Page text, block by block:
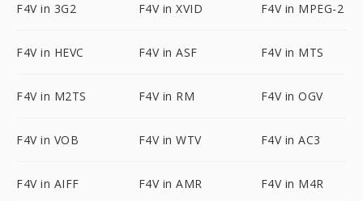
F4V in 3G2 F4V in XVID F4V in MPEG-2
F4V in HEVC F4V in ASF F4V in MTS
F4V in M2TS F4V in RM F4V in OGV
F4V in VOB F4V in WTV F4V in AC3
F4V in AIFF F4V in AMR F4V in M4R